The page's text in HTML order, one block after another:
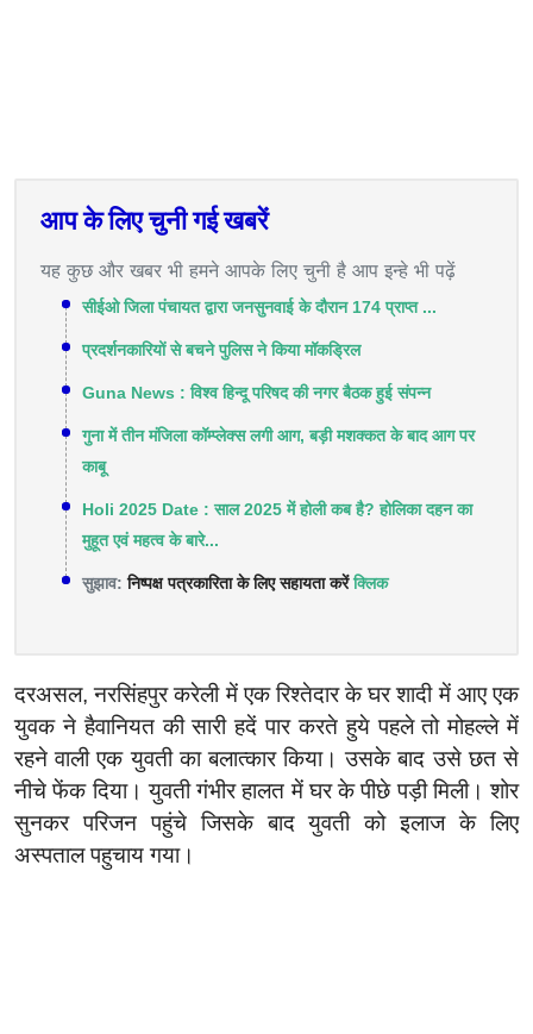
आप के लिए चुनी गई खबरें
यह कुछ और खबर भी हमने आपके लिए चुनी है आप इन्हे भी पढ़ें
सीईओ जिला पंचायत द्वारा जनसुनवाई के दौरान 174 प्राप्‍त ...
प्रदर्शनकारियों से बचने पुलिस ने किया मॉकड्रिल
Guna News : विश्व हिन्दू परिषद की नगर बैठक हुई संपन्न
गुना में तीन मंजिला कॉम्प्लेक्स लगी आग, बड़ी मशक्कत के बाद आग पर
काबू
Holi 2025 Date : साल 2025 में होली कब है? होलिका दहन का
मुहूत एवं महत्व के बारे...
सुझाव:निष्पक्ष पत्रकारिता के लिए सहायता करेंक्लिक
दरअसल, नरसिंहपुर करेली में एक रिश्तेदार के घर शादी में आए एक
युवक ने हैवानियत की सारी हदें पार करते हुये पहले तो मोहल्ले में
रहने वाली एक युवती का बलात्कार किया। उसके बाद उसे छत से
नीचे फेंक दिया। युवती गंभीर हालत में घर के पीछे पड़ी मिली। शोर
सुनकर परिजन पहुंचे जिसके बाद युवती को इलाज के लिए
अस्पताल पहुचाय गया।